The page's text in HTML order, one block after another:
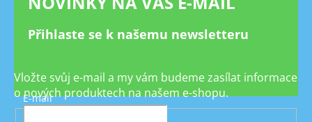
Přihlaste se k našemu newsletteru
Vložte svůj e-mail a my vám budeme zasílat informace
o nových produktech na našem e-shopu.
E-mail